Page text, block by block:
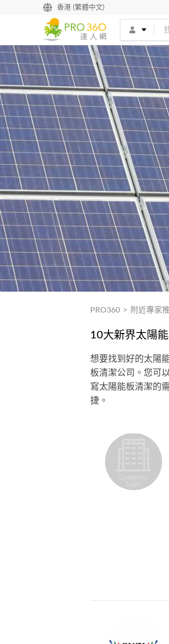
香港 (繁體中文)
PRO360 > 附近專家
10大新界太陽
想要找到好的太陽
板清潔公司。您可
寫太陽能板清潔的
捷。